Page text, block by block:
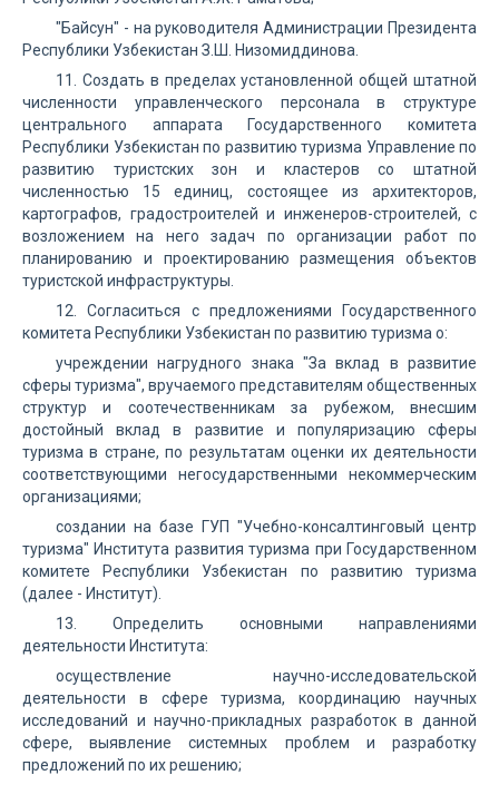
"Байсун" - на руководителя Администрации Президента
Республики Узбекистан З.Ш. Низомиддинова.
11. Создать в пределах установленной общей штатной
численности управленческого персонала в структуре
центрального аппарата Государственного комитета
Республики Узбекистан по развитию туризма Управление по
развитию туристских зон и кластеров со штатной
численностью 15 единиц, состоящее из архитекторов,
картографов, градостроителей и инженеров-строителей, с
возложением на него задач по организации работ по
планированию и проектированию размещения объектов
туристской инфраструктуры.
12. Согласиться с предложениями Государственного
комитета Республики Узбекистан по развитию туризма о:
учреждении нагрудного знака "За вклад в развитие
сферы туризма", вручаемого представителям общественных
структур и соотечественникам за рубежом, внесшим
достойный вклад в развитие и популяризацию сферы
туризма в стране, по результатам оценки их деятельности
соответствующими негосударственными некоммерческим
организациями;
создании на базе ГУП "Учебно-консалтинговый центр
туризма" Института развития туризма при Государственном
комитете Республики Узбекистан по развитию туризма
(далее - Институт).
13. Определить основными направлениями
деятельности Института:
осуществление научно-исследовательской
деятельности в сфере туризма, координацию научных
исследований и научно-прикладных разработок в данной
сфере, выявление системных проблем и разработку
предложений по их решению;